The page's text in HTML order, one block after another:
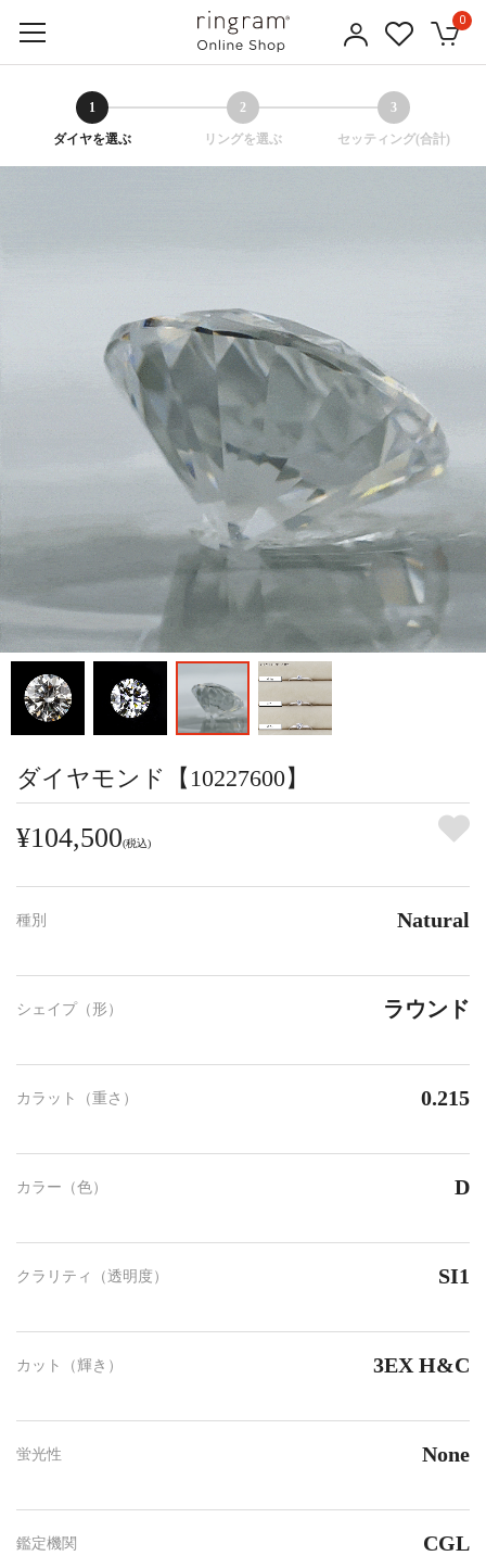
0
1
ダイヤを選ぶ
2
リングを選ぶ
3
セッティング(合計)
ダイヤモンド【10227600】
¥104,500(税込)
種別 Natural
シェイプ（形） ラウンド
カラット（重さ） 0.215
カラー（色） D
クラリティ（透明度） SI1
カット（輝き） 3EX H&C
蛍光性 None
鑑定機関 CGL